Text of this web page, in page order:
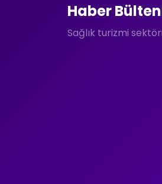
Haber
Sağlık turizmi